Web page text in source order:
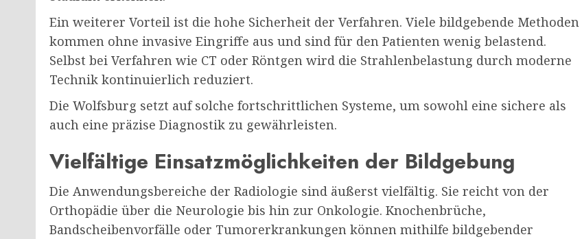
Ein weiterer Vorteil ist die hohe Sicherheit der Verfahren. Viele bildgebende Methoden
kommen ohne invasive Eingriffe aus und sind für den Patienten wenig belastend.
Selbst bei Verfahren wie CT oder Röntgen wird die Strahlenbelastung durch moderne
Technik kontinuierlich reduziert.
Die Wolfsburg setzt auf solche fortschrittlichen Systeme, um sowohl eine sichere als
auch eine präzise Diagnostik zu gewährleisten.
Vielfältige Einsatzmöglichkeiten der Bildgebung
Die Anwendungsbereiche der Radiologie sind äußerst vielfältig. Sie reicht von der
Orthopädie über die Neurologie bis hin zur Onkologie. Knochenbrüche,
Bandscheibenvorfälle oder Tumorerkrankungen können mithilfe bildgebender